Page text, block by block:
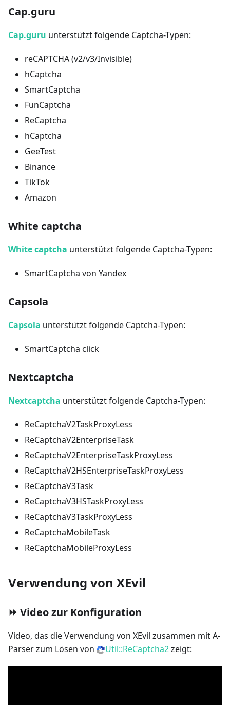
Cap.guru
Cap.guru unterstützt folgende Captcha-Typen:
reCAPTCHA (v2/v3/Invisible)
hCaptcha
SmartCaptcha
FunCaptcha
ReCaptcha
hCaptcha
GeeTest
Binance
TikTok
Amazon
White captcha
White captcha unterstützt folgende Captcha-Typen:
SmartCaptcha von Yandex
Capsola
Capsola unterstützt folgende Captcha-Typen:
SmartCaptcha click
Nextcaptcha
Nextcaptcha unterstützt folgende Captcha-Typen:
ReCaptchaV2TaskProxyLess
ReCaptchaV2EnterpriseTask
ReCaptchaV2EnterpriseTaskProxyLess
ReCaptchaV2HSEnterpriseTaskProxyLess
ReCaptchaV3Task
ReCaptchaV3HSTaskProxyLess
ReCaptchaV3TaskProxyLess
ReCaptchaMobileTask
ReCaptchaMobileProxyLess
Verwendung von XEvil
⏩ Video zur Konfiguration
Video, das die Verwendung von XEvil zusammen mit A-
Parser zum Lösen von
Util::ReCaptcha2zeigt: